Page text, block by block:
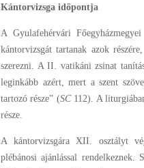
Kántorvizsga időpontja
A Gyulafehérvári
kántorvizsgát tartanak azok
szerezni. A II. vatikáni zsinat
leginkább azért, mert a szent
tartozó része” (SC112). A
része.
A kántorvizsgára XII. osztályt
plébánosi ajánlással